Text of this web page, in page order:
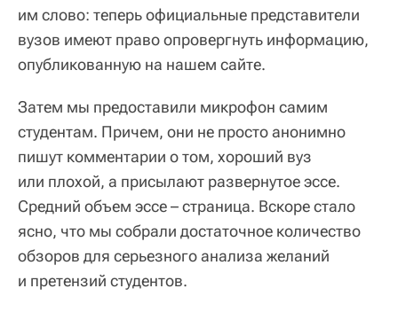
им слово: теперь официальные представители
вузов имеют право опровергнуть информацию,
опубликованную на нашем сайте.
Затем мы предоставили микрофон самим
студентам. Причем, они не просто анонимно
пишут комментарии о том, хороший вуз
или плохой, а присылают развернутое эссе.
Средний объем эссе – страница. Вскоре стало
ясно, что мы собрали достаточное количество
обзоров для серьезного анализа желаний
и претензий студентов.